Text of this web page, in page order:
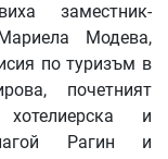
заместник-
Модева,
по туризъм в
почетният
и
Рагин и